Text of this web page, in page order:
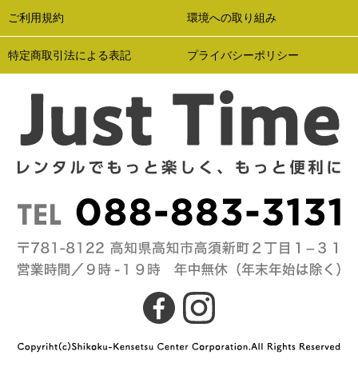
ご利用規約 環境への取り組み
特定商取引法による表記 プライバシーポリシー